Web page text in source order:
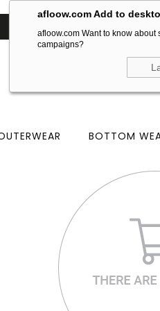
afloow.com Add to
afloow.com Want to know about
campaigns?
200 TL ve üzeri
BOTTOM